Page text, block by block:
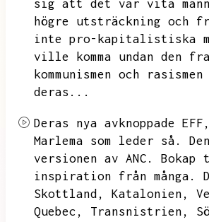
sig att det var vita
högre utsträckning och
inte pro-kapitalistiska
ville komma undan den
kommunismen och
deras...
Deras nya avknoppade EFF,
Marlema som leder så.
versionen av ANC.
Bokap
inspiration från många.
Skottland,
Katalonien,
Quebec,
Transnistrien,